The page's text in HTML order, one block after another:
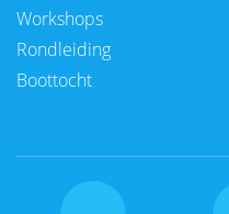
Workshops
Rondleiding
Boottocht